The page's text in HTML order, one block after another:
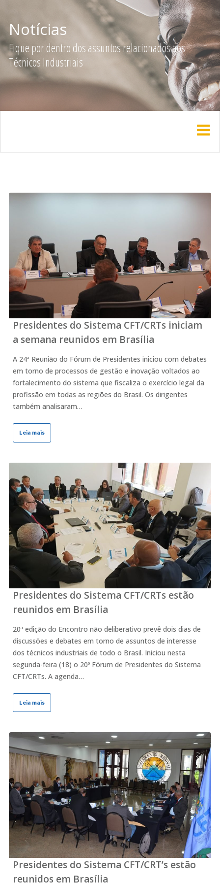
Notícias
Fique por dentro dos assuntos relacionados aos
Técnicos Industriais
Presidentes do Sistema CFT/CRTs iniciam
a semana reunidos em Brasília
A 24ª Reunião do Fórum de Presidentes iniciou com debates
em torno de processos de gestão e inovação voltados ao
fortalecimento do sistema que fiscaliza o exercício legal da
profissão em todas as regiões do Brasil. Os dirigentes
também analisaram…
Leia mais
Presidentes do Sistema CFT/CRTs estão
reunidos em Brasília
20ª edição do Encontro não deliberativo prevê dois dias de
discussões e debates em torno de assuntos de interesse
dos técnicos industriais de todo o Brasil. Iniciou nesta
segunda-feira (18) o 20º Fórum de Presidentes do Sistema
CFT/CRTs. A agenda…
Leia mais
Presidentes do Sistema CFT/CRT’s estão
reunidos em Brasília